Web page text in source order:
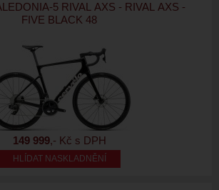
5 RIVAL AXS - RIVAL AXS -
FIVE BLACK 48
149 999,- Kč s DPH
HLÍDAT NASKLADNĚNÍ